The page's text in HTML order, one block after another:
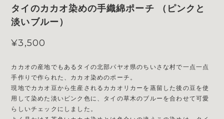
タイのカカオ染めの手織綿ポーチ （ピンクと
淡いブルー）
¥3,500
カカオの産地でもあるタイの北部パヤオ県のちいさな村で一点一点
手作りで作られた、カカオ染めのポーチ。
現地でカカオ豆から生産されるカカオリカーを蒸留した後の豆を使
用して染めた淡いピンク色に、タイの草木のブルーを合わせて可愛
らしいチェックにしました。